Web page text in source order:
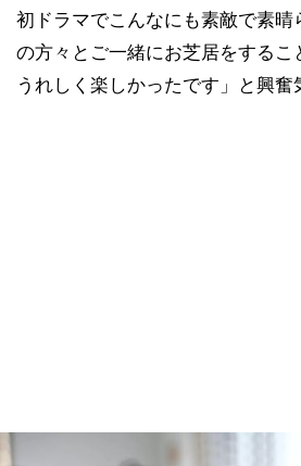
初ドラマでこんなにも素敵で素晴
の方々とご一緒にお芝居をするこ
うれしく楽しかったです」と興奮